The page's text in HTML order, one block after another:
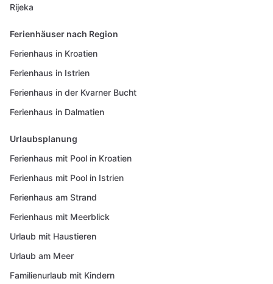
Rijeka
Ferienhäuser nach Region
Ferienhaus in Kroatien
Ferienhaus in Istrien
Ferienhaus in der Kvarner Bucht
Ferienhaus in Dalmatien
Urlaubsplanung
Ferienhaus mit Pool in Kroatien
Ferienhaus mit Pool in Istrien
Ferienhaus am Strand
Ferienhaus mit Meerblick
Urlaub mit Haustieren
Urlaub am Meer
Familienurlaub mit Kindern